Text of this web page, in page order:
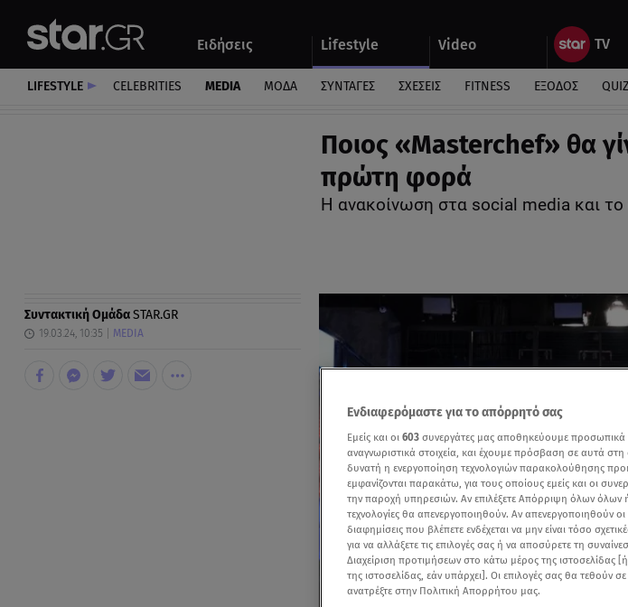
Ειδήσεις Lifestyle Video
Αυτοκίνητο
LIFESTYLE CELEBRITIES MEDIA ΜΟΔΑ ΣΥΝΤΑΓΕΣ ΣΧΕΣΕΙΣ FITNESS ΕΞΟΔΟΣ QUIZ
Ποιος «Masterchef» θα
πρώτη φορά
Η ανακοίνωση στα social media και
Συντακτική ΟμάδαSTAR.GR
19.03.24, 10:35 MEDIA
Ενδιαφερόμαστε για το απόρρητό σας
Εμείς και οι 603 συνεργάτες μας αποθηκεύουμε
αναγνωριστικά στοιχεία, και έχουμε πρόσβαση σε αυτά
δυνατή η ενεργοποίηση τεχνολογιών παρακολούθησης
εμφανίζονται παρακάτω, για τους οποίους εμείς και οι
την παροχή υπηρεσιών. Αν επιλέξετε Απόρριψη όλων
τεχνολογίες θα απενεργοποιηθούν. Αν απενεργοποιηθούν οι
διαφημίσεις που βλέπετε ενδέχεται να μην είναι τόσο
για να αλλάξετε τις επιλογές σας ή να αποσύρετε τη
Διαχείριση προτιμήσεων στο κάτω μέρος της ιστοσελίδας
της ιστοσελίδας, εάν υπάρχει]. Οι επιλογές σας θα τεθούν
ανατρέξτε στην Πολιτική Απορρήτου μας.